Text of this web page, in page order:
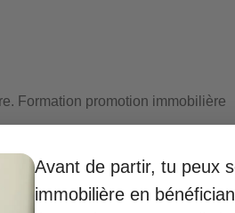
Formation promotion immobilière
Orléans
Avant de partir, tu peux
immobilière en